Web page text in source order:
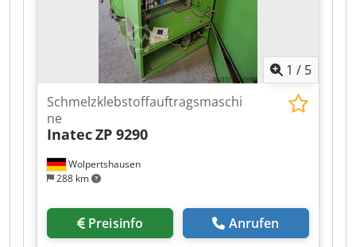
Dkodpozrnv Uefx Aiwjr Yorick Diebels
1 / 5
Wolpertshausen
288 km
Schmelzklebstoffauftragsmaschi
ne
InatecZP 9290
Preisinfo Anrufen